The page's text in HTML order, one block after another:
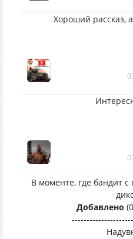
Хороший рассказ,
В моменте, где бандит с
Добавлено